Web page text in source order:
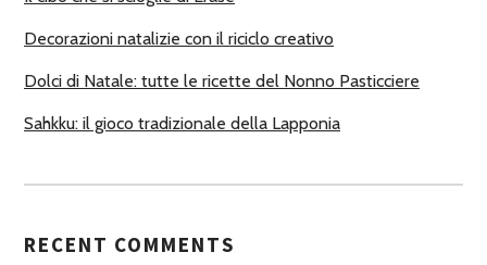
Decorazioni natalizie con il riciclo creativo
Dolci di Natale: tutte le ricette del Nonno Pasticciere
Sahkku: il gioco tradizionale della Lapponia
RECENT COMMENTS